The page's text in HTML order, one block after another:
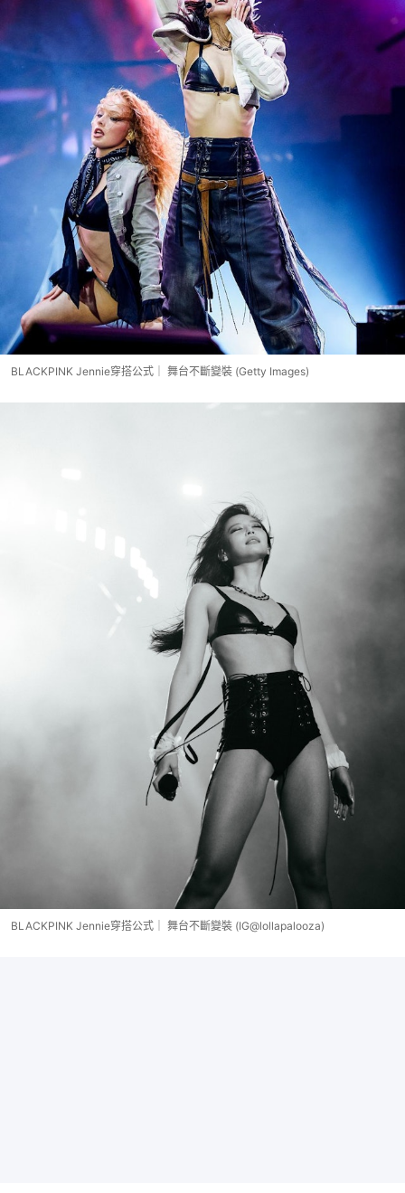
BLACKPINK Jennie穿搭公式｜ 舞台不斷變裝 (Getty Images)
BLACKPINK Jennie穿搭公式｜ 舞台不斷變裝 (IG@lollapalooza)